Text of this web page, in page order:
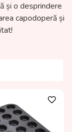
și o desprindere
capodoperă și